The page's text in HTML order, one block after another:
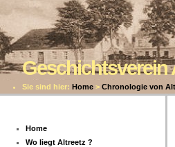
Geschichtsverein
Sie sind hier: Home > Chronologie von
Home
Wo liegt Altreetz ?